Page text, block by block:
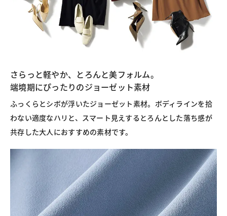
さらっと軽やか、とろんと美フォルム。
端境期にぴったりのジョーゼット素材
ふっくらとシボが浮いたジョーゼット素材。ボディラインを拾
わない適度なハリと、スマート見えするとろんとした落ち感が
共存した大人におすすめの素材です。